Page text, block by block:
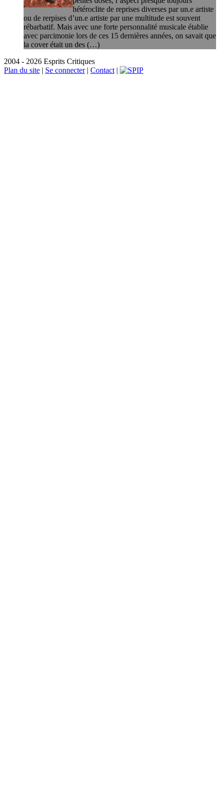
hétéroclite de reprises diverses par un.e artiste
ou de rerpises d’un.e artiste par une multitude est souvent
rébarbatif. Mais avec une forte personnalité musicale établie
avec parcimonie lors de ces 15 dernières années, on savait que
la cover était un des (…)
2004 - 2026 Esprits Critiques
Plan du site | Se connecter| Contact |